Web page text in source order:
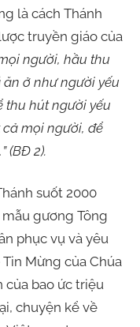
là cách Thánh
truyền giáo của
người, hầu thu
ở như người yếu
thu hút người yếu
cả mọi người, để
(BĐ 2).
suốt 2000
gương Tông
phục vụ và yêu
Mừng của Chúa
của bao ức triệu
chuyện kể về